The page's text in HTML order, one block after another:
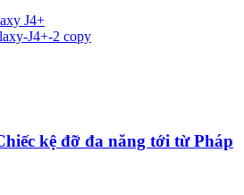
kệ đỡ đa năng tới từ Pháp